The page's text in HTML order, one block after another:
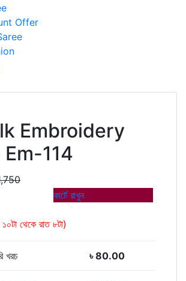
Offer
Embroidery
114
কার্টে রাখুন
থেকে রাত ৮টা)
খরচ ৳ 80.00